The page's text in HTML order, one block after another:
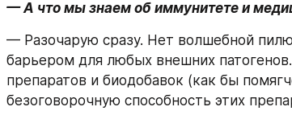
— А что мы знаем об иммунитете и
— Разочарую сразу. Нет волшебной
барьером для любых внешних
препаратов и биодобавок (как бы
безоговорочную способность этих